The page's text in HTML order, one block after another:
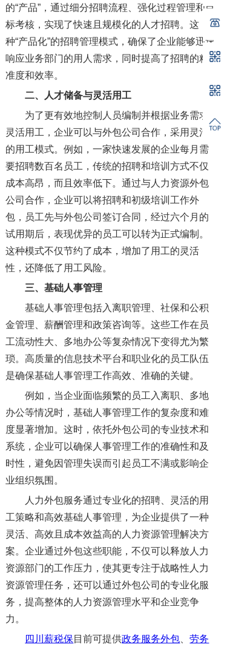
的“产品”，通过细分招聘流程、强化过程管理和目
标考核，实现了快速且规模化的人才招聘。这
种“产品化”的招聘管理模式，确保了企业能够迅速
响应业务部门的用人需求，同时提高了招聘的精
准度和效率。
二、人才储备与灵活用工
为了更有效地控制人员编制并根据业务需求
灵活用工，企业可以与外包公司合作，采用灵活
的用工模式。例如，一家快速发展的企业每月需
要招聘数百名员工，传统的招聘和培训方式不仅
成本高昂，而且效率低下。通过与人力资源外包
公司合作，企业可以将招聘和初级培训工作外
包，员工先与外包公司签订合同，经过六个月的
试用期后，表现优异的员工可以转为正式编制。
这种模式不仅节约了成本，增加了用工的灵活
性，还降低了用工风险。
三、基础人事管理
基础人事管理包括入离职管理、社保和公积
金管理、薪酬管理和政策咨询等。这些工作在员
工流动性大、多地办公等复杂情况下变得尤为繁
琐。高质量的信息技术平台和职业化的员工队伍
是确保基础人事管理工作高效、准确的关键。
例如，当企业面临频繁的员工入离职、多地
办公等情况时，基础人事管理工作的复杂度和难
度显著增加。这时，依托外包公司的专业技术和
系统，企业可以确保人事管理工作的准确性和及
时性，避免因管理失误而引起员工不满或影响企
业组织氛围。
人力外包服务通过专业化的招聘、灵活的用
工策略和高效基础人事管理，为企业提供了一种
灵活、高效且成本效益高的人力资源管理解决方
案。企业通过外包这些职能，不仅可以释放人力
资源部门的工作压力，使其更专注于战略性人力
资源管理任务，还可以通过外包公司的专业化服
务，提高整体的人力资源管理水平和企业竞争
力。
四川薪税保目前可提供政务服务外包、劳务